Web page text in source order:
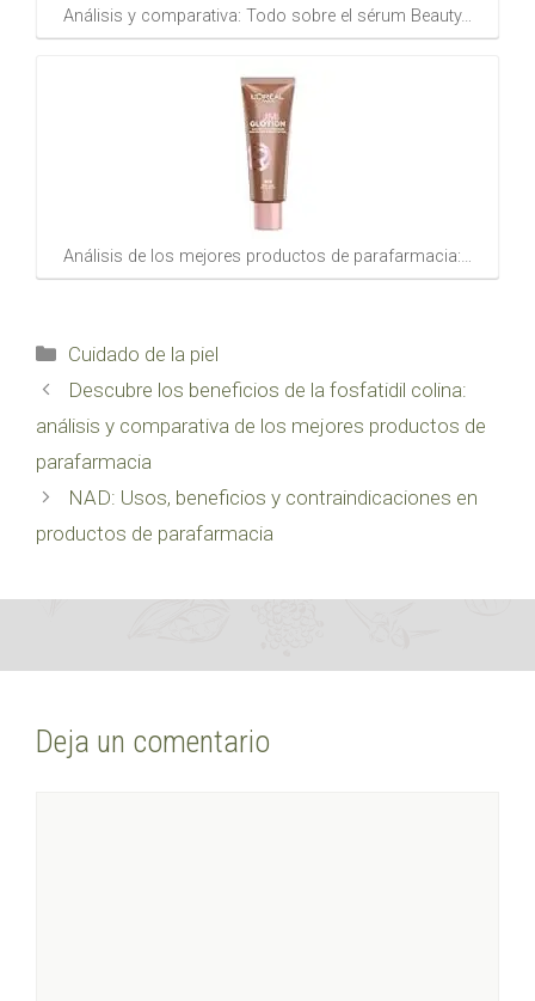
Análisis y comparativa: Todo sobre el sérum Beauty…
Análisis de los mejores productos de parafarmacia:…
Categorías
Cuidado de la piel
Descubre los beneficios de la fosfatidil colina:
análisis y comparativa de los mejores productos de
parafarmacia
NAD: Usos, beneficios y contraindicaciones en
productos de parafarmacia
Deja un comentario